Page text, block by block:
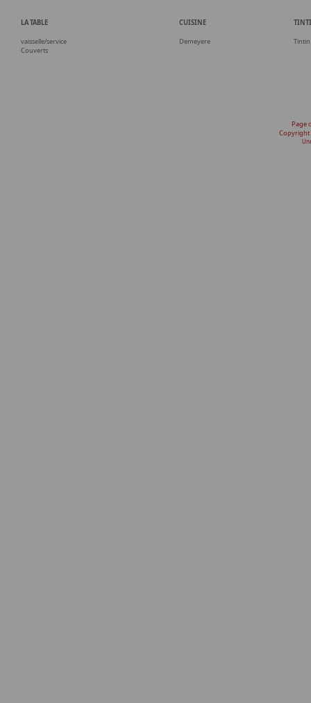
LA TABLE
vaisselle/service
Couverts
CUISINE
Demeyere Tintin
Page
Copyright